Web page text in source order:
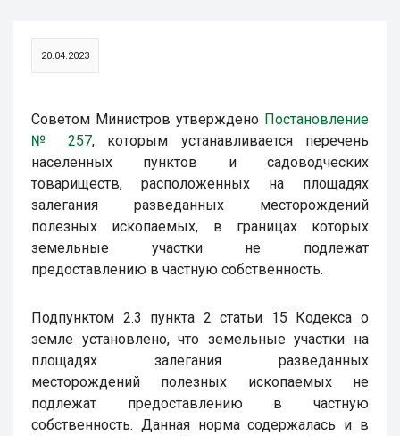
20.04.2023
Советом Министров утверждено Постановление
№ 257, которым устанавливается перечень
населенных пунктов и садоводческих
товариществ, расположенных на площадях
залегания разведанных месторождений
полезных ископаемых, в границах которых
земельные участки не подлежат
предоставлению в частную собственность.
Подпунктом 2.3 пункта 2 статьи 15 Кодекса о
земле установлено, что земельные участки на
площадях залегания разведанных
месторождений полезных ископаемых не
подлежат предоставлению в частную
собственность. Данная норма содержалась и в